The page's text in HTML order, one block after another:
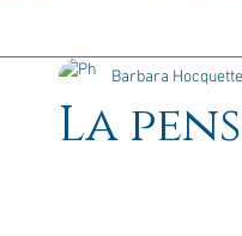
La parentalité De
La
Barbara Hocquette